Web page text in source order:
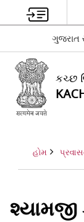
ગુજરાત
કચ્છ
હોમ
શ્યામજી